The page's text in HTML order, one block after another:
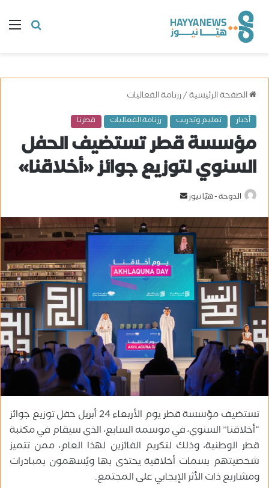
البحث
الصفحة الرئيسية/رزنامة الفعاليات
أخبار تعليم وتدريب رزنامة الفعاليات قطرنا
مؤسسة قطر تستضيف الحفل
السنوي لتوزيع جوائز «أخلاقنا»
الدوحة - هيّا نيوز
س
ل
ب
د
ك
ت
و
ن
ي
ا
تستضيف مؤسسة قطر يوم الأربعاء 24 أبريل حفل توزيع جوائز
“أخلاقنا” السنوي، في موسمه السابع، الذي سيقام في مكتبة
قطر الوطنية، وذلك لتكريم الفائزين لهذا العام، ممن تتميز
شخصيتهم بسمات أخلاقية يحتذى بها ويُسهمون بمبادرات
ومشاريع ذات الأثر الإيجابي على المجتمع.